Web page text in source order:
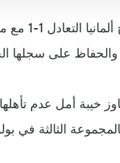
أحرز
خيبة أمل عدم تأهلها
الثالثة في